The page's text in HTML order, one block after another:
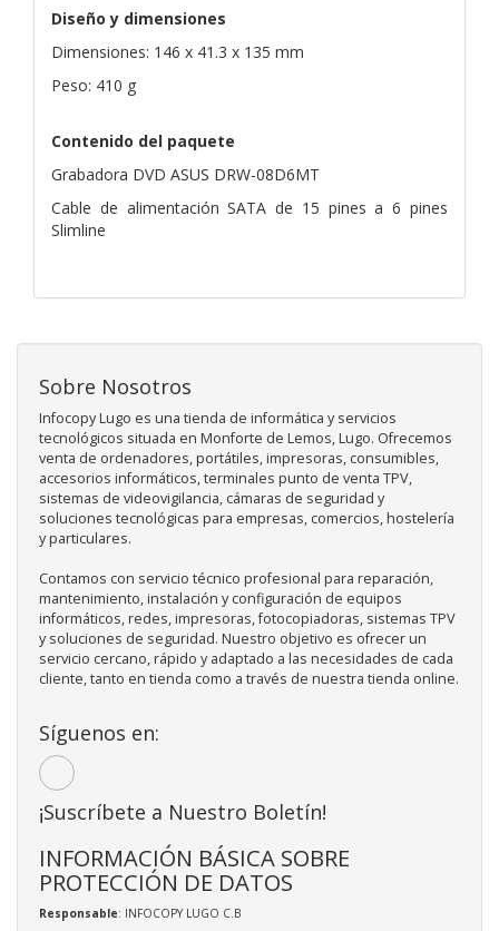
Diseño y dimensiones
Dimensiones: 146 x 41.3 x 135 mm
Peso: 410 g
Contenido del paquete
Grabadora DVD ASUS DRW-08D6MT
Cable de alimentación SATA de 15 pines a 6 pines
Slimline
Sobre Nosotros
Infocopy Lugo es una tienda de informática y servicios
tecnológicos situada en Monforte de Lemos, Lugo. Ofrecemos
venta de ordenadores, portátiles, impresoras, consumibles,
accesorios informáticos, terminales punto de venta TPV,
sistemas de videovigilancia, cámaras de seguridad y
soluciones tecnológicas para empresas, comercios, hostelería
y particulares.
Contamos con servicio técnico profesional para reparación,
mantenimiento, instalación y configuración de equipos
informáticos, redes, impresoras, fotocopiadoras, sistemas TPV
y soluciones de seguridad. Nuestro objetivo es ofrecer un
servicio cercano, rápido y adaptado a las necesidades de cada
cliente, tanto en tienda como a través de nuestra tienda online.
Síguenos en:
¡Suscríbete a Nuestro Boletín!
INFORMACIÓN BÁSICA SOBRE
PROTECCIÓN DE DATOS
Responsable: INFOCOPY LUGO C.B